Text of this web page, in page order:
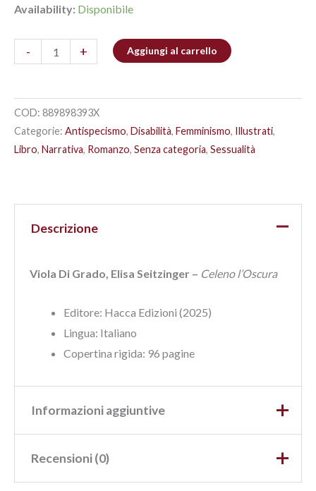
Availability: Disponibile
- + Aggiungi al carrello
COD: 889898393X
Categorie: Antispecismo, Disabilità, Femminismo, Illustrati,
Libro, Narrativa, Romanzo, Senza categoria, Sessualità
Descrizione
Viola Di Grado, Elisa Seitzinger – Celeno l’Oscura
Editore: Hacca Edizioni (2025)
Lingua:‎ Italiano
Copertina rigida: 96 pagine
Informazioni aggiuntive
Peso
Recensioni (0)